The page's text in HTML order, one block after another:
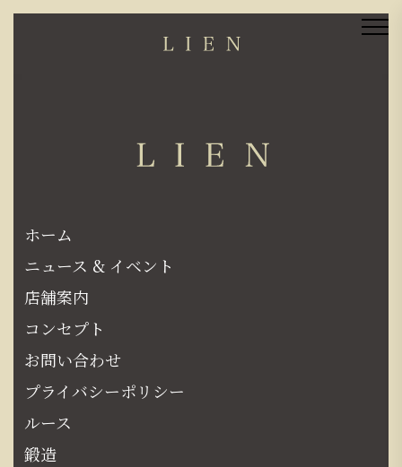
ホーム
ニュース & イベント
店舗案内
コンセプト
お問い合わせ
プライバシーポリシー
ルース
鍛造